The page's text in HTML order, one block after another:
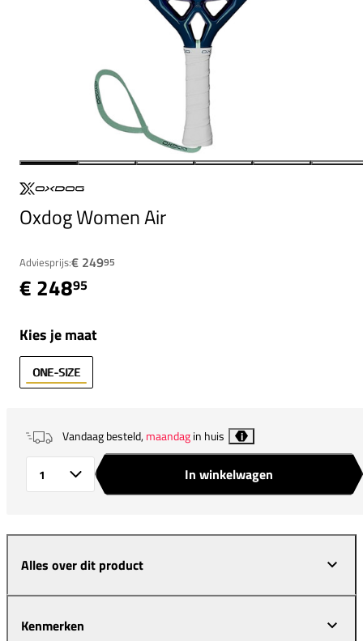
Oxdog Women Air
Adviesprijs:€ 24995
€ 24895
Kies je maat
ONE-SIZE
Vandaag besteld,maandagin huis i
In winkelwagen
Alles over dit product
Kenmerken